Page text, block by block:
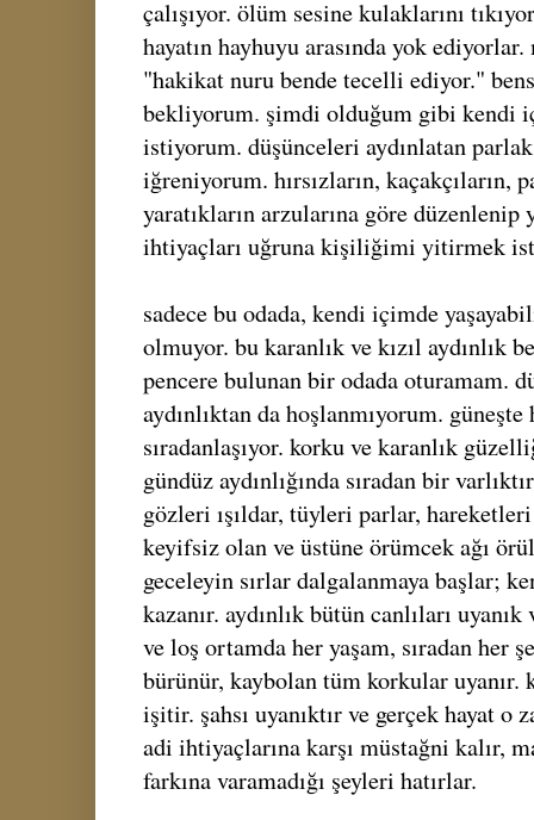
çalışıyor. ölüm sesine kulaklarını
hayatın hayhuyu arasında yok
"hakikat nuru bende tecelli ediyor."
bekliyorum. şimdi olduğum gibi kendi
istiyorum. düşünceleri aydınlatan
iğreniyorum. hırsızların, kaçakçıların,
yaratıkların arzularına göre
ihtiyaçları uğruna kişiliğimi yitirmek
sadece bu odada, kendi içimde
olmuyor. bu karanlık ve kızıl aydınlık
pencere bulunan bir odada oturamam.
aydınlıktan da hoşlanmıyorum. güneşte
sıradanlaşıyor. korku ve karanlık
gündüz aydınlığında sıradan bir
gözleri ışıldar, tüyleri parlar,
keyifsiz olan ve üstüne örümcek ağı
geceleyin sırlar dalgalanmaya başlar;
kazanır. aydınlık bütün canlıları
ve loş ortamda her yaşam, sıradan her
bürünür, kaybolan tüm korkular uyanır.
işitir. şahsı uyanıktır ve gerçek hayat o
adi ihtiyaçlarına karşı müstağni kalır,
farkına varamadığı şeyleri hatırlar.